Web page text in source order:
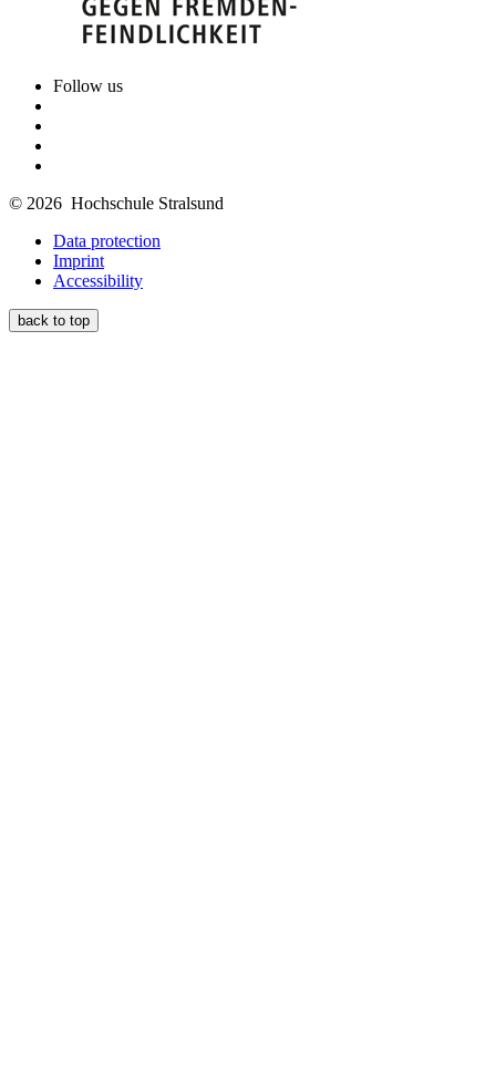
Follow us
© 2026 Hochschule Stralsund
Data protection
Imprint
Accessibility
back to top